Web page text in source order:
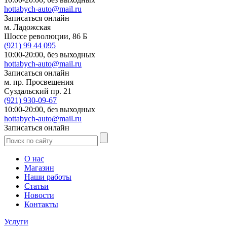
hottabych-auto@mail.ru
Записаться онлайн
м. Ладожская
Шоссе революции, 86 Б
(921) 99 44 095
10:00-20:00, без выходных
hottabych-auto@mail.ru
Записаться онлайн
м. пр. Просвещения
Суздальский пр. 21
(921) 930-09-67
10:00-20:00, без выходных
hottabych-auto@mail.ru
Записаться онлайн
О нас
Магазин
Наши работы
Статьи
Новости
Контакты
Услуги